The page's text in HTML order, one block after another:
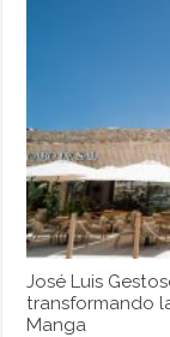
José Luis
transformando
Manga